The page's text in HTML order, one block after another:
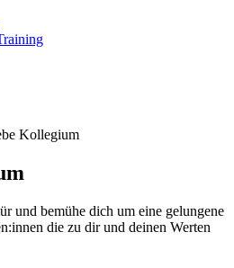
Kollegium
und bemühe dich um eine gelungene
die zu dir und deinen Werten